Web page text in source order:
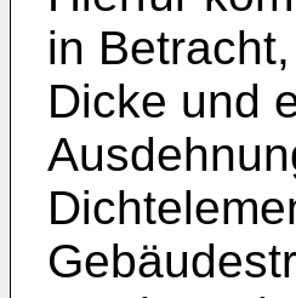
in
Dicke und